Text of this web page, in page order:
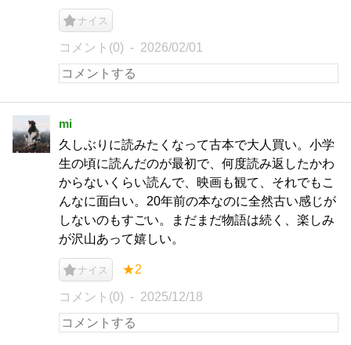
ナイス
コメント(0) 2026/02/01
mi
久しぶりに読みたくなって古本で大人買い。小学
生の頃に読んだのが最初で、何度読み返したかわ
からないくらい読んで、映画も観て、それでもこ
んなに面白い。20年前の本なのに全然古い感じが
しないのもすごい。まだまだ物語は続く、楽しみ
が沢山あって嬉しい。
ナイス ★2
コメント(0) 2025/12/18